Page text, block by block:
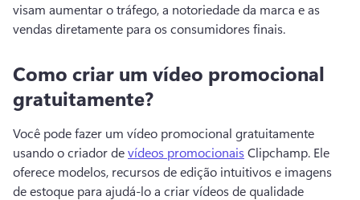
visam aumentar o tráfego, a notoriedade da marca e as
vendas diretamente para os consumidores finais.
Como criar um vídeo promocional
gratuitamente?
Você pode fazer um vídeo promocional gratuitamente
usando o criador de vídeos promocionais Clipchamp. Ele
oferece modelos, recursos de edição intuitivos e imagens
de estoque para ajudá-lo a criar vídeos de qualidade